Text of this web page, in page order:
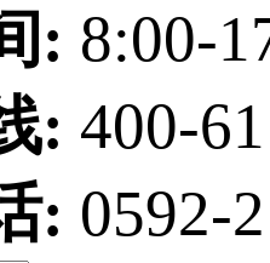
: 8:00-
: 400-
: 0592-